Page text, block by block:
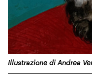
Illustrazione di Andrea